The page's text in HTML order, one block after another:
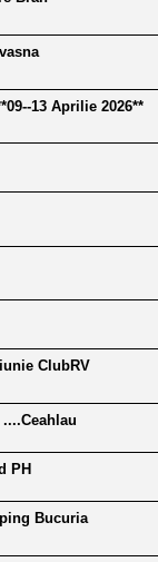
13 Aprilie 2026**
ClubRV
PH
Bucuria